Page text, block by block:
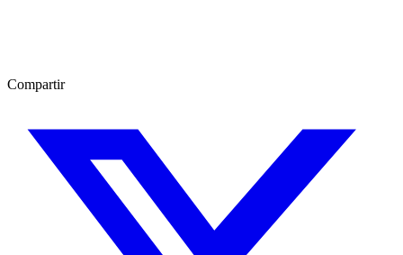
Compartir